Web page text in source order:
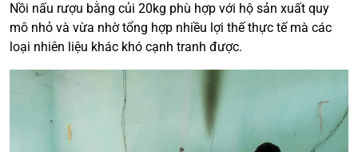
Nồi nấu rượu bằng củi 20kg phù hợp với hộ sản xuất quy
mô nhỏ và vừa nhờ tổng hợp nhiều lợi thế thực tế mà các
loại nhiên liệu khác khó cạnh tranh được.